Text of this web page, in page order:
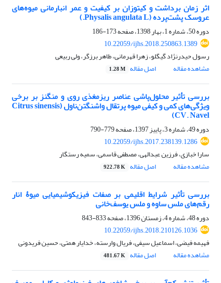
اثر زمان برداشت و کیتوزان بر کیفیت و عمر انبارمانی میوه‌های
عروسک پشت‌پرده (Physalis angulata L.)
دوره 50، شماره 1، بهار 1398، صفحه
173-186
10.22059/ijhs.2018.250863.1389
رسول حیدرنژاد گیگلو، زهرا قهرمانی، طاهر برزگر، ولی ربیعی
مشاهده مقاله
اصل مقاله 1.28 M
بررسی تأثیر محلو‌ل‌پاشی عناصر ریزمغذی روی و منگنز بر برخی
ویژگی‌های کمی و کیفی میوه پرتقال واشنگتن‌ناول (Citrus sinensis
CV. Navel)
دوره 49، شماره 3، پاییز 1397، صفحه
779-790
10.22059/ijhs.2017.238139.1286
سارا خبازی، فرزین عبدالهی، مصطفی قاسمی، سمیه رستگار
مشاهده مقاله
اصل مقاله 922.78 K
بررسی تأثیر شرایط اقلیمی بر صفات فیزیکوشیمیایی میوۀ انار
رقم‌های ملس ساوه و ملس یوسف‌خانی
دوره 48، شماره 4، زمستان 1396، صفحه
833-843
10.22059/ijhs.2018.210126.1036
فهیمه فیضی، اسماعیل سیفی، فریال وارسته، خدایار همتی، حسین فریدونی
مشاهده مقاله
اصل مقاله 481.67 K